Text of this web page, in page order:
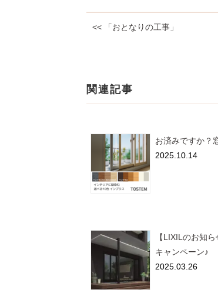
<< 「おとなりの工事」
関連記事
お済みですか？
2025.10.14
【LIXILのお知
キャンペーン♪
2025.03.26